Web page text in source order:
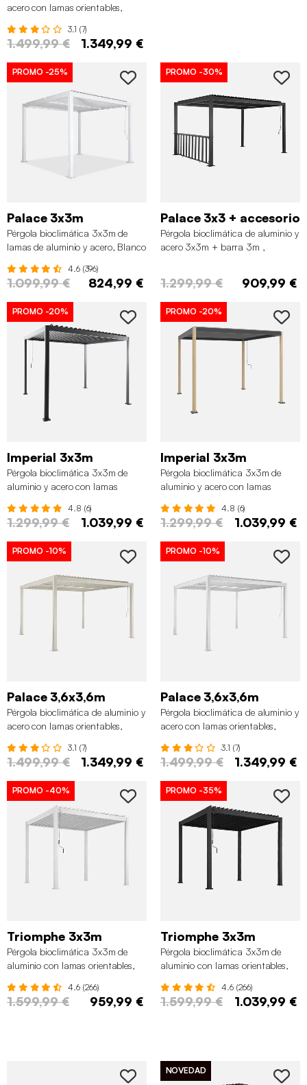
acero con lamas orientables,
3.1 (7)
1.499,99 € 1.349,99 €
PROMO -25%
Palace 3x3m
Pérgola bioclimática 3x3m de
lamas de aluminio y acero, Blanco
4.6 (396)
1.099,99 € 824,99 €
PROMO -30%
Palace 3x3 + accesorio
Pérgola bioclimática de aluminio y
acero 3x3m + barra 3m ,
1.299,99 € 909,99 €
PROMO -20%
Imperial 3x3m
Pérgola bioclimática 3x3m de
aluminio y acero con lamas
Antracita
4.8 (6)
1.299,99 € 1.039,99 €
PROMO -20%
Imperial 3x3m
Pérgola bioclimática 3x3m de
aluminio y acero con lamas
Madera
4.8 (6)
1.299,99 € 1.039,99 €
PROMO -10%
Palace 3,6x3,6m
Pérgola bioclimática de aluminio y
acero con lamas orientables,
3.1 (7)
1.499,99 € 1.349,99 €
PROMO -10%
Palace 3,6x3,6m
Pérgola bioclimática de aluminio y
acero con lamas orientables,
3.1 (7)
1.499,99 € 1.349,99 €
PROMO -40%
Triomphe 3x3m
Pérgola bioclimática 3x3m de
aluminio con lamas orientables,
4.6 (266)
1.599,99 € 959,99 €
PROMO -35%
Triomphe 3x3m
Pérgola bioclimática 3x3m de
aluminio con lamas orientables,
4.6 (266)
1.599,99 € 1.039,99 €
NOVEDAD